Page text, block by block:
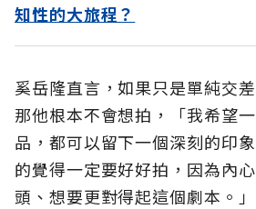
知性的大旅程？
奚岳隆直言，如果只是單純交
那他根本不會想拍，「我希望
品，都可以留下一個深刻的印
的覺得一定要好好拍，因為內
頭、想要更對得起這個劇本。」